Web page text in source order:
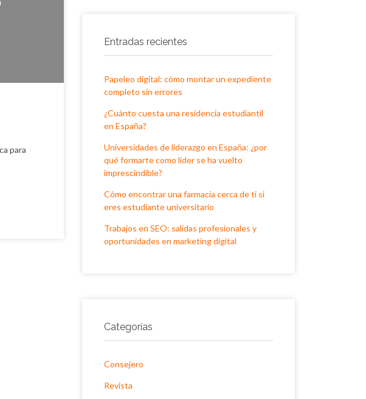
para
Entradas recientes
Papeleo digital: cómo montar un expediente
completo sin errores
¿Cuánto cuesta una residencia estudiantil
en España?
Universidades de liderazgo en España: ¿por
qué formarte como líder se ha vuelto
imprescindible?
Cómo encontrar una farmacia cerca de ti si
eres estudiante universitario
Trabajos en SEO: salidas profesionales y
oportunidades en marketing digital
Categorías
Consejero
Revista